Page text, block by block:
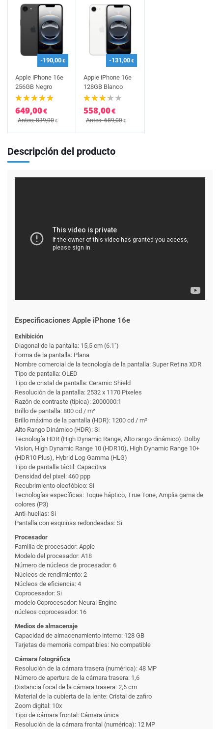
-190,00€
Apple iPhone 16e
256GB Negro
649,00€
Antes: 839,00€
-131,00€
Apple iPhone 16e
128GB Blanco
558,00€
Antes: 689,00€
Descripción del producto
Especificaciones Apple iPhone 16e
Exhibición
Diagonal de la pantalla: 15,5 cm (6.1")
Forma de la pantalla: Plana
Nombre comercial de la tecnología de la pantalla: Super Retina XDR
Tipo de pantalla: OLED
Tipo de cristal de pantalla: Ceramic Shield
Resolución de la pantalla: 2532 x 1170 Pixeles
Razón de contraste (típica): 2000000:1
Brillo de pantalla: 800 cd / m²
Brillo máximo de la pantalla (HDR): 1200 cd / m²
Alto Rango Dinámico (HDR): Si
Tecnología HDR (High Dynamic Range, Alto rango dinámico): Dolby
Vision, High Dynamic Range 10 (HDR10), High Dynamic Range 10+
(HDR10 Plus), Hybrid Log-Gamma (HLG)
Tipo de pantalla táctil: Capacitiva
Densidad del pixel: 460 ppp
Recubrimiento oleofóbico: Si
Tecnologías específicas: Toque háptico, True Tone, Amplia gama de
colores (P3)
Anti-huellas: Si
Pantalla con esquinas redondeadas: Si
Procesador
Familia de procesador: Apple
Modelo del procesador: A18
Número de núcleos de procesador: 6
Núcleos de rendimiento: 2
Núcleos de eficiencia: 4
Coprocesador: Si
modelo Coprocesador: Neural Engine
núcleos coprocesador: 16
Medios de almacenaje
Capacidad de almacenamiento interno: 128 GB
Tarjetas de memoria compatibles: No compatible
Cámara fotográfica
Resolución de la cámara trasera (numérica): 48 MP
Número de apertura de la cámara trasera: 1,6
Distancia focal de la cámara trasera: 2,6 cm
Material de la cubierta de la lente: Cristal de zafiro
Zoom digital: 10x
Tipo de cámara frontal: Cámara única
Resolución de la cámara frontal (numérica): 12 MP